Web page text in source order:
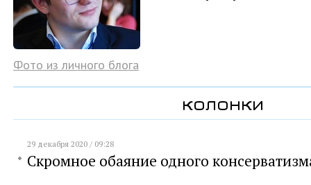
Фото из личного блога
колонки
29 декабря 2020 / 09:28
Скромное обаяние одного